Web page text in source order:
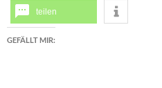
teilen
GEFÄLLT MIR: